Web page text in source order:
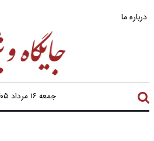
درباره ما
جمعه ۱۶ مرداد ۱۴۰۵